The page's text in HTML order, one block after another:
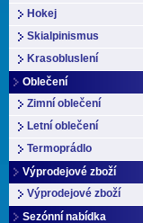
Hokej
Skialpinismus
Krasobluslení
Oblečení
Zimní oblečení
Letní oblečení
Termoprádlo
Výprodejové zboží
Výprodejové zboží
Sezónní nabídka